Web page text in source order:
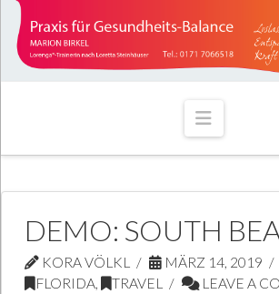
DEMO: SOUTH
KORA VÖLKL
MÄRZ 14, 2019
FLORIDA, TRAVEL LEAVE A